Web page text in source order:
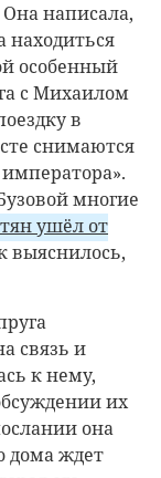
написала,
находиться
особенный
с Михаилом
в
снимаются
многие
ушёл от
выяснилось,
связь и
к нему,
их
она
дома ждет